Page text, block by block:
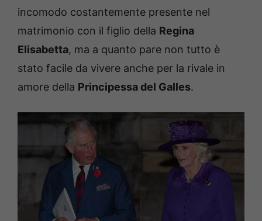
incomodo costantemente presente nel
matrimonio con il figlio della Regina
Elisabetta, ma a quanto pare non tutto è
stato facile da vivere anche per la rivale in
amore della Principessa del Galles.